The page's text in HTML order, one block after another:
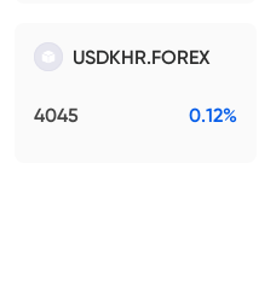
USDKHR.FOREX
4045 0.12%